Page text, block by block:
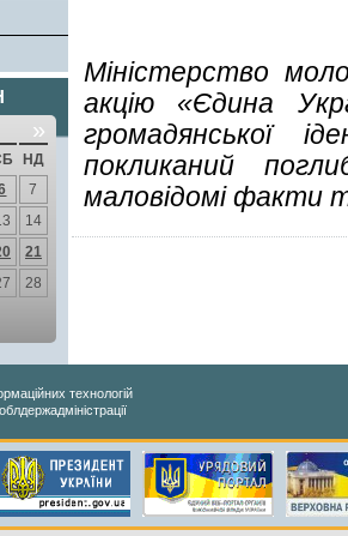
»
НД
7
14
21
28
Міністерство
акцію «Єдина
громадянської
покликаний
маловідомі факти
технологій